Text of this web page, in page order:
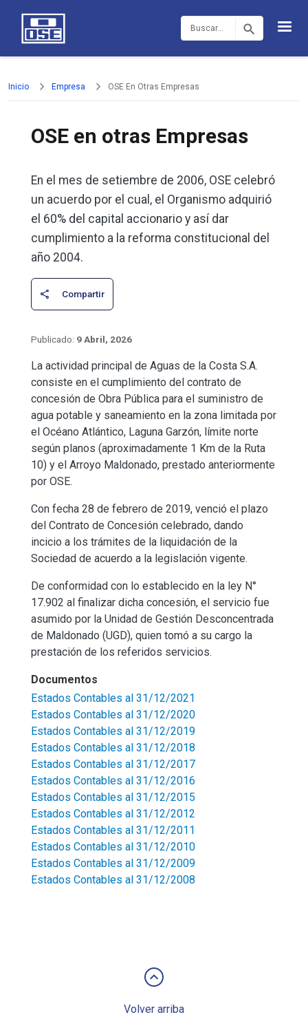
Buscar
Inicio Empresa OSE En Otras Empresas
OSE en otras Empresas
En el mes de setiembre de 2006, OSE celebró
un acuerdo por el cual, el Organismo adquirió
el 60% del capital accionario y así dar
cumplimiento a la reforma constitucional del
año 2004.
9 Abril, 2026
La actividad principal de Aguas de la Costa S.A.
consiste en el cumplimiento del contrato de
concesión de Obra Pública para el suministro de
agua potable y saneamiento en la zona limitada por
el Océano Atlántico, Laguna Garzón, límite norte
según planos (aproximadamente 1 Km de la Ruta
10) y el Arroyo Maldonado, prestado anteriormente
por OSE.
Con fecha 28 de febrero de 2019, venció el plazo
del Contrato de Concesión celebrado, dando
incicio a los trámites de la liquidación de la
Sociedad de acuerdo a la legislación vigente.
De conformidad con lo establecido en la ley N°
17.902 al finalizar dicha concesión, el servicio fue
asumido por la Unidad de Gestión Desconcentrada
de Maldonado (UGD), quien tomó a su cargo la
prestación de los referidos servicios.
Documentos
Estados Contables al 31/12/2021
Estados Contables al 31/12/2020
Estados Contables al 31/12/2019
Estados Contables al 31/12/2018
Estados Contables al 31/12/2017
Estados Contables al 31/12/2016
Estados Contables al 31/12/2015
Estados Contables al 31/12/2012
Estados Contables al 31/12/2011
Estados Contables al 31/12/2010
Estados Contables al 31/12/2009
Estados Contables al 31/12/2008
keyboard_arrow_up
Volver arriba